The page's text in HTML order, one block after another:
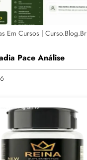
Em Cursos | Curso.blog.br
Pace Análise